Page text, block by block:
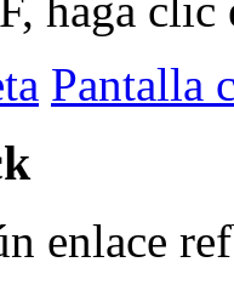
Pantalla
enlace